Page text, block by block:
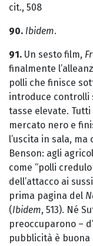
cit., 508
90. Ibidem.
91. Un sesto film,
finalmente
polli che finisce
introduce controlli
tasse elevate.
mercato nero e
l’uscita in sala,
Benson: agli
come “polli
dell’attacco ai
prima pagina del
(Ibidem, 513). Né
preoccuparono –
pubblicità è